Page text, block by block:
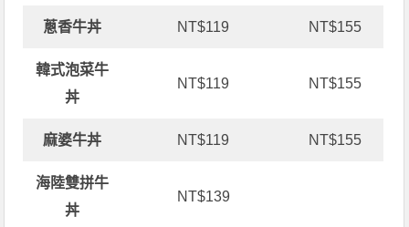
蔥香牛丼 NT$119 NT$155
韓式泡菜牛
丼
NT$119 NT$155
麻婆牛丼 NT$119 NT$155
海陸雙拼牛
丼
NT$139